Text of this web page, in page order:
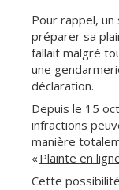
Pour rappel,
préparer sa
fallait malgré
une
déclaration.
Depuis le 15
infractions
manière
«Plainte en
Cette